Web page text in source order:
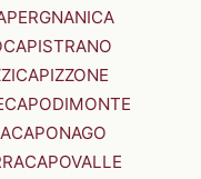
CAPISTRANO
CAPIZZONE
CAPODIMONTE
CAPONAGO
CAPOVALLE